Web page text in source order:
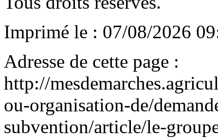
Imprimé le : 07/08/2026
Adresse de cette page :
http://
ou-organisation-de/
subvention/article/le-